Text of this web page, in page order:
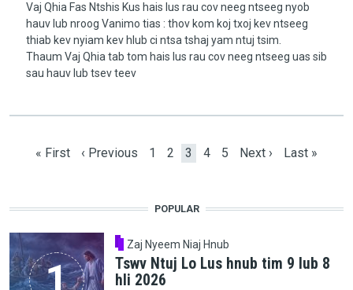
Vaj Qhia Fas Ntshis Kus hais lus rau cov neeg ntseeg nyob
hauv lub nroog Vanimo tias : thov kom koj txoj kev ntseeg
thiab kev nyiam kev hlub ci ntsa tshaj yam ntuj tsim.
Thaum Vaj Qhia tab tom hais lus rau cov neeg ntseeg uas sib
sau hauv lub tsev teev
First page
« First Previous page
‹ Previous Page
1 Page
2 Current page
3 Page
4 Page
5 Next page
Next › Last page
Last »
POPULAR
Zaj Nyeem Niaj Hnub
Tswv Ntuj Lo Lus hnub tim 9 lub 8
hli 2026